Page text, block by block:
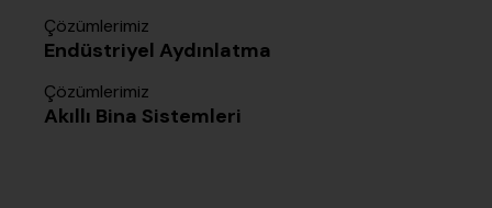
Çözümlerimiz
Endüstriyel Aydınlatma
Çözümlerimiz
Akıllı Bina Sistemleri